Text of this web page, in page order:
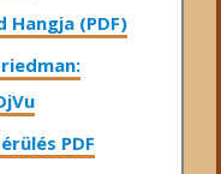
Hangja (PDF)
PDF